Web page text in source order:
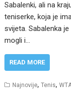
Sabalenki, ali na
teniserke, koja je
svijeta. Sabalenka
mogli i…
READ MORE
Najnovije,Tenis,